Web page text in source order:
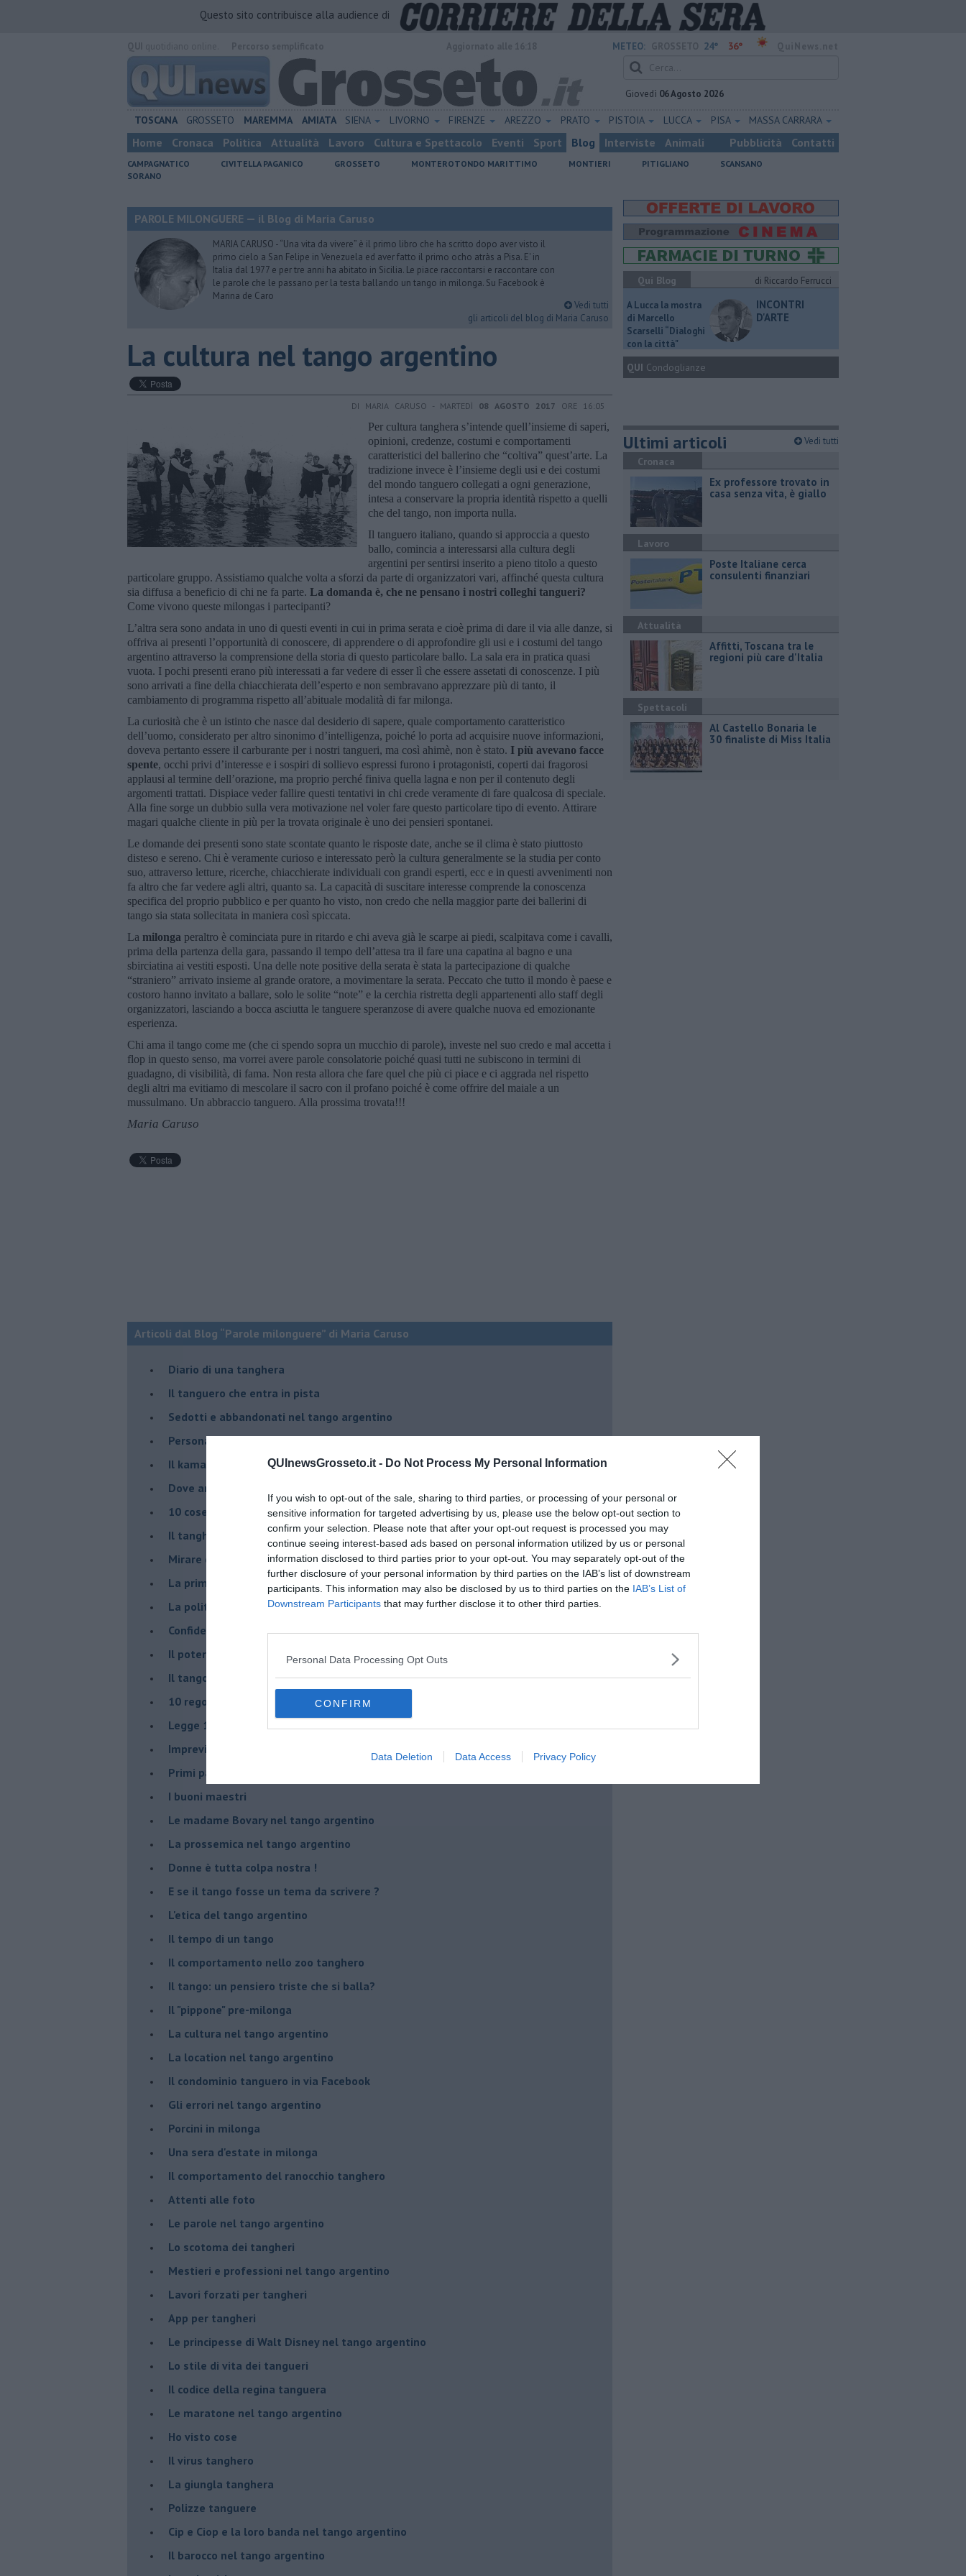
QUInewsGrosseto.it - Do Not Process My Personal Information
If you wish to opt-out of the sale, sharing to third parties, or processing of your personal or
sensitive information for targeted advertising by us, please use the below opt-out section to
confirm your selection. Please note that after your opt-out request is processed you may
continue seeing interest-based ads based on personal information utilized by us or personal
information disclosed to third parties prior to your opt-out. You may separately opt-out of the
further disclosure of your personal information by third parties on the IAB’s list of downstream
participants. This information may also be disclosed by us to third parties on the IAB’s List of
Downstream Participants that may further disclose it to other third parties.
Personal Data Processing Opt Outs
CONFIRM
Data Deletion Data Access Privacy Policy
Questo sito contribuisce alla audience di
METEO: 24° 36°
Giovedì 06 Agosto 2026
TOSCANA GROSSETO MAREMMA AMIATA SIENA LIVORNO FIRENZE AREZZO PRATO PISTOIA LUCCA PISA MASSA CARRARA
Home Cronaca Politica Attualità Lavoro Cultura e Spettacolo Eventi Sport Blog Interviste Animali Pubblicità Contatti
CAMPAGNATICO CIVITELLA PAGANICO GROSSETO MONTEROTONDO MARITTIMO MONTIERI PITIGLIANO
SCANSANO
SORANO
PAROLE MILONGUERE — il Blog di Maria Caruso
MARIA CARUSO - “Una vita da vivere” è il primo libro che ha scritto dopo aver visto il
primo cielo a San Felipe in Venezuela ed aver fatto il primo ocho atràs a Pisa. E' in
Italia dal 1977 e per tre anni ha abitato in Sicilia. Le piace raccontarsi e raccontare con
le parole che le passano per la testa ballando un tango in milonga. Su Facebook è
Marina de Caro
Vedi tutti
gli articoli del blog di Maria Caruso
La cultura nel tango argentino
DI MARIA CARUSO - MARTEDÌ 08 AGOSTO 2017 ORE 16:05
Per cultura tanghera s’intende quell’insieme di saperi,
opinioni, credenze, costumi e comportamenti
caratteristici del ballerino che “coltiva” quest’arte. La
tradizione invece è l’insieme degli usi e dei costumi
del mondo tanguero collegati a ogni generazione,
intesa a conservare la propria identità rispetto a quelli
che del tango, non importa nulla.
Il tanguero italiano, quando si approccia a questo
ballo, comincia a interessarsi alla cultura degli
argentini per sentirsi inserito a pieno titolo a questo
particolare gruppo. Assistiamo qualche volta a sforzi da parte di organizzatori vari, affinché questa cultura
sia diffusa a beneficio di chi ne fa parte. La domanda è, che ne pensano i nostri colleghi tangueri?
Come vivono queste milongas i partecipanti?
L’altra sera sono andata in uno di questi eventi in cui in prima serata e cioè prima di dare il via alle danze, si
offriva ai presenti l’opportunità di conoscere, di apprendere o di approfondire gli usi e i costumi del tango
argentino attraverso la comprensione della storia di questo particolare ballo. La sala era in pratica quasi
vuota. I pochi presenti erano più interessati a far vedere di esser lì che essere assetati di conoscenze. I più
sono arrivati a fine della chiacchierata dell’esperto e non sembravano apprezzare più di tanto, il
cambiamento di programma rispetto all’abituale modalità di far milonga.
La curiosità che è un istinto che nasce dal desiderio di sapere, quale comportamento caratteristico
dell’uomo, considerato per altro sinonimo d’intelligenza, poiché lo porta ad acquisire nuove informazioni,
doveva pertanto essere il carburante per i nostri tangueri, ma così ahimè, non è stato. I più avevano facce
spente, occhi privi d’interesse e i sospiri di sollievo espressi furono i protagonisti, coperti dai fragorosi
applausi al termine dell’orazione, ma proprio perché finiva quella lagna e non per il contenuto degli
argomenti trattati. Dispiace veder fallire questi tentativi in chi crede veramente di fare qualcosa di speciale.
Alla fine sorge un dubbio sulla vera motivazione nel voler fare questo particolare tipo di evento. Attirare
magari qualche cliente in più per la trovata originale è uno dei pensieri spontanei.
Le domande dei presenti sono state scontate quanto le risposte date, anche se il clima è stato piuttosto
disteso e sereno. Chi è veramente curioso e interessato però la cultura generalmente se la studia per conto
suo, attraverso letture, ricerche, chiacchierate individuali con grandi esperti, ecc e in questi avvenimenti non
fa altro che far vedere agli altri, quanto sa. La capacità di suscitare interesse comprende la conoscenza
specifica del proprio pubblico e per quanto ho visto, non credo che nella maggior parte dei ballerini di
tango sia stata sollecitata in maniera così spiccata.
La milonga peraltro è cominciata pure in ritardo e chi aveva già le scarpe ai piedi, scalpitava come i cavalli,
prima della partenza della gara, passando il tempo dell’attesa tra il fare una capatina al bagno e una
sbirciatina ai vestiti esposti. Una delle note positive della serata è stata la partecipazione di qualche
“straniero” arrivato insieme al grande oratore, a movimentare la serata. Peccato che tutto il mondo è paese e
costoro hanno invitato a ballare, solo le solite “note” e la cerchia ristretta degli appartenenti allo staff degli
organizzatori, lasciando a bocca asciutta le tanguere speranzose di avere qualche nuova ed emozionante
esperienza.
Chi ama il tango come me (che ci spendo sopra un mucchio di parole), investe nel suo credo e mal accetta i
flop in questo senso, ma vorrei avere parole consolatorie poiché quasi tutti ne subiscono in termini di
guadagno, di visibilità, di fama. Non resta allora che fare quel che più ci piace e ci aggrada nel rispetto
degli altri ma evitiamo di mescolare il sacro con il profano poiché è come offrire del maiale a un
mussulmano. Un abbraccio tanguero. Alla prossima trovata!!!
Maria Caruso
Articoli dal Blog “Parole milonguere” di Maria Caruso
Diario di una tanghera
Il tanguero che entra in pista
Sedotti e abbandonati nel tango argentino
Personalità tanguera
Il kamasutango
Dove andiamo stasera?
10 cose da non dire a fine tanda
Il tanghero odioso
Mirare con la PNL
La prima volta
La politica nel tango argentino
Confidenze tanghere
Il potere delle tangueras
Il tango genera emozioni positive
10 regole tanguere che dovremmo imparare
Legge 104: agevolazione per tangueri
Imprevisti di vita milonghera
Primi passi
I buoni maestri
Le madame Bovary nel tango argentino
La prossemica nel tango argentino
Donne è tutta colpa nostra !
E se il tango fosse un tema da scrivere ?
L'etica del tango argentino
Il tempo di un tango
Il comportamento nello zoo tanghero
Il tango: un pensiero triste che si balla?
Il "pippone" pre-milonga
La cultura nel tango argentino
La location nel tango argentino
Il condominio tanguero in via Facebook
Gli errori nel tango argentino
Porcini in milonga
Una sera d'estate in milonga
Il comportamento del ranocchio tanghero
Attenti alle foto
Le parole nel tango argentino
Lo scotoma dei tangheri
Mestieri e professioni nel tango argentino
Lavori forzati per tangheri
App per tangheri
Le principesse di Walt Disney nel tango argentino
Lo stile di vita dei tangueri
Il codice della regina tanguera
Le maratone nel tango argentino
Ho visto cose
Il virus tanghero
La giungla tanghera
Polizze tanguere
Cip e Ciop e la loro banda nel tango argentino
Il barocco nel tango argentino
Qui Blog
di Riccardo Ferrucci
A Lucca la mostra
di Marcello
Scarselli “Dialoghi
con la città"
INCONTRI
D'ARTE
QUI Condoglianze
Ultimi articoli Vedi tutti
Cronaca
Ex professore trovato in
casa senza vita, è giallo
Lavoro
Poste Italiane cerca
consulenti finanziari
Attualità
Affitti, Toscana tra le
regioni più care d'Italia
Spettacoli
Al Castello Bonaria le
30 finaliste di Miss Italia